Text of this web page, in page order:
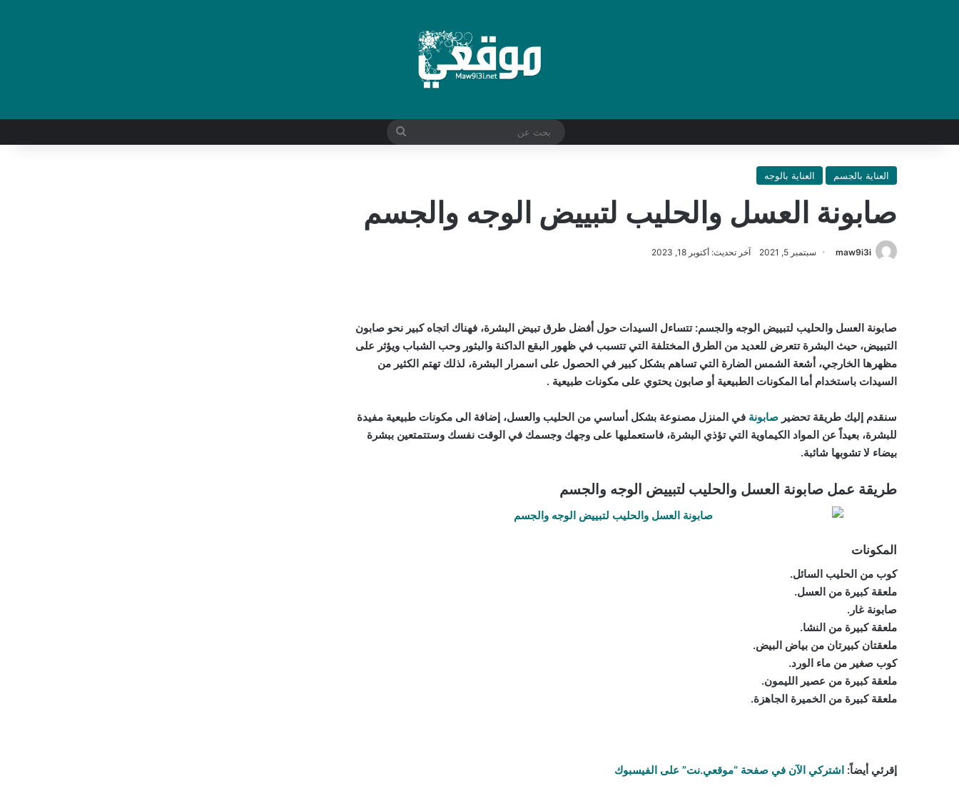
بحث
العناية بالجسم العناية بالوجه
صابونة العسل والحليب لتبييض الوجه والجسم
maw9i3i سبتمبر 5, 2021 آخر تحديث: أكتوبر 18, 2023
صابونة العسل والحليب لتبييض الوجه والجسم: تتساءل السيدات حول أفضل طرق تبيض البشرة، فهناك اتجاه كبير نحو صابون
التبييض، حيث البشرة تتعرض للعديد من الطرق المختلفة التي تتسبب في ظهور البقع الداكنة والبثور وحب الشباب ويؤثر على
مظهرها الخارجي، أشعة الشمس الضارة التي تساهم بشكل كبير في الحصول على اسمرار البشرة، لذلك تهتم الكثير من
السيدات باستخدام أما المكونات الطبيعية أو صابون يحتوي على مكونات طبيعية .
سنقدم إليك طريقة تحضير صابونة في المنزل مصنوعة بشكل أساسي من الحليب والعسل، إضافة الى مكونات طبيعية مفيدة
للبشرة، بعيداً عن المواد الكيماوية التي تؤذي البشرة، فاستعمليها على وجهك وجسمك في الوقت نفسك وستتمتعين ببشرة
بيضاء لا تشوبها شائبة.
طريقة عمل صابونة العسل والحليب لتبييض الوجه والجسم
المكونات
كوب من الحليب السائل.
ملعقة كبيرة من العسل.
صابونة غار.
ملعقة كبيرة من النشا.
ملعقتان كبيرتان من بياض البيض.
كوب صغير من ماء الورد.
ملعقة كبيرة من عصير الليمون.
ملعقة كبيرة من الخميرة الجاهزة.
إقرئي أيضاً: اشتركي الآن في صفحة “موقعي.نت” على الفيسبوك